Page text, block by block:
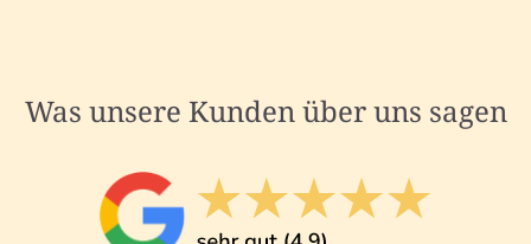
Was unsere Kunden über uns sagen